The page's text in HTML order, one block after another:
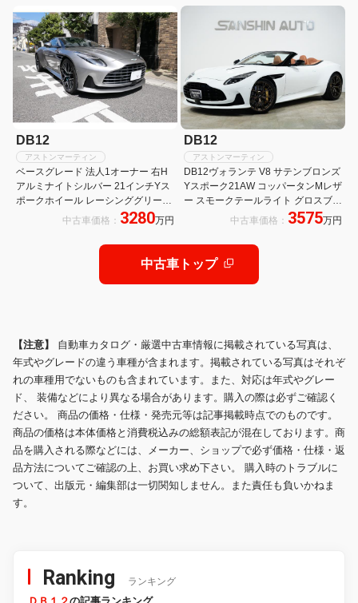
DB12
アストンマーティン
ベースグレード 法人1オーナー 右H
アルミナイトシルバー 21インチYス
ポークホイール レーシンググリーン
キャリパー スモークテールランプ ア
ルフェルグリーンインテリア コント
中古車価格： 3280万円
DB12
アストンマーティン
DB12ヴォランテ V8 サテンブロンズ
Yスポーク21AW コッパータンMレザ
ー スモークテールライト グロスブラ
ック上部PKG スポーツステアリング
中古車価格： 3575万円
中古車トップ
【注意】 自動車カタログ・厳選中古車情報に掲載されている写真は、
年式やグレードの違う車種が含まれます。掲載されている写真はそれぞ
れの車種用でないものも含まれています。また、対応は年式やグレー
ド、 装備などにより異なる場合があります。購入の際は必ずご確認く
ださい。 商品の価格・仕様・発売元等は記事掲載時点でのものです。
商品の価格は本体価格と消費税込みの総額表記が混在しております。商
品を購入される際などには、メーカー、ショップで必ず価格・仕様・返
品方法についてご確認の上、お買い求め下さい。 購入時のトラブルに
ついて、出版元・編集部は一切関知しません。また責任も負いかねま
す。
Ranking ランキング